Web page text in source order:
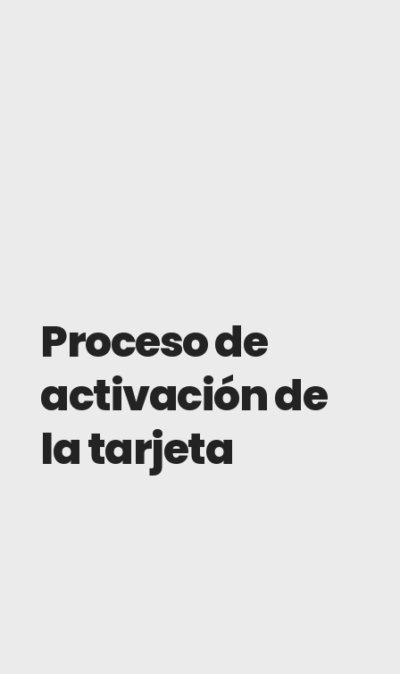
Proceso de
activación de
la tarjeta